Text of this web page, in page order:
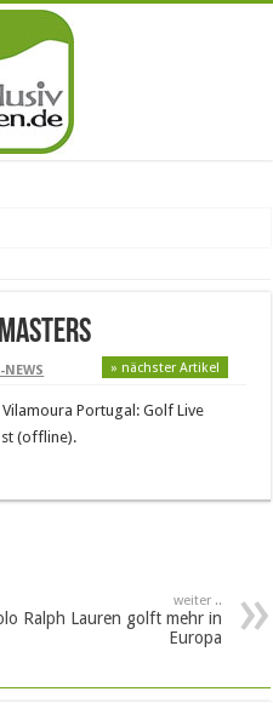
NEWS » nächster Artikel
Portugal: Golf Live
(offline).
weiter ..
Ralph Lauren golft mehr in
Europa